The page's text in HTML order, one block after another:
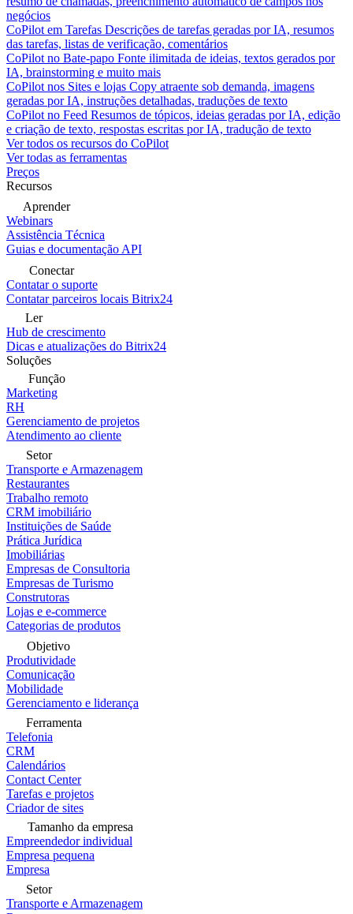
negócios
CoPilot em Tarefas Descrições de tarefas geradas por IA, resumos
das tarefas, listas de verificação, comentários
CoPilot no Bate-papo Fonte ilimitada de ideias, textos gerados por
IA, brainstorming e muito mais
CoPilot nos Sites e lojas Copy atraente sob demanda, imagens
geradas por IA, instruções detalhadas, traduções de texto
CoPilot no Feed Resumos de tópicos, ideias geradas por IA, edição
e criação de texto, respostas escritas por IA, tradução de texto
Ver todos os recursos do CoPilot
Ver todas as ferramentas
Preços
Recursos
Aprender
Webinars
Assistência Técnica
Guias e documentação API
Conectar
Contatar o suporte
Contatar parceiros locais Bitrix24
Ler
Hub de crescimento
Dicas e atualizações do Bitrix24
Soluções
Função
Marketing
RH
Gerenciamento de projetos
Atendimento ao cliente
Setor
Transporte e Armazenagem
Restaurantes
Trabalho remoto
CRM imobiliário
Instituições de Saúde
Prática Jurídica
Imobiliárias
Empresas de Consultoria
Empresas de Turismo
Construtoras
Lojas e e-commerce
Categorias de produtos
Objetivo
Produtividade
Comunicação
Mobilidade
Gerenciamento e liderança
Ferramenta
Telefonia
CRM
Calendários
Contact Center
Tarefas e projetos
Criador de sites
Tamanho da empresa
Empreendedor individual
Empresa pequena
Empresa
Setor
Transporte e Armazenagem